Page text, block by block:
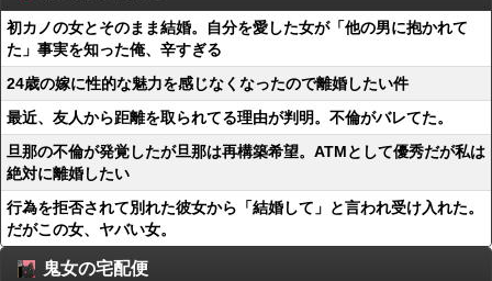
初カノの女とそのまま結婚。自分を愛した女が「他の男に抱かれて
た」事実を知った俺、辛すぎる
24歳の嫁に性的な魅力を感じなくなったので離婚したい件
最近、友人から距離を取られてる理由が判明。不倫がバレてた。
旦那の不倫が発覚したが旦那は再構築希望。ATMとして優秀だが私は
絶対に離婚したい
行為を拒否されて別れた彼女から「結婚して」と言われ受け入れた。
だがこの女、ヤバい女。
鬼女の宅配便